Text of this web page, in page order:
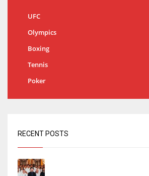
UFC
Olympics
Boxing
Tennis
Poker
RECENT POSTS